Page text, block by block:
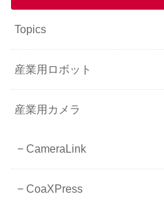
Topics
産業用ロボット
産業用カメラ
CameraLink
CoaXPress